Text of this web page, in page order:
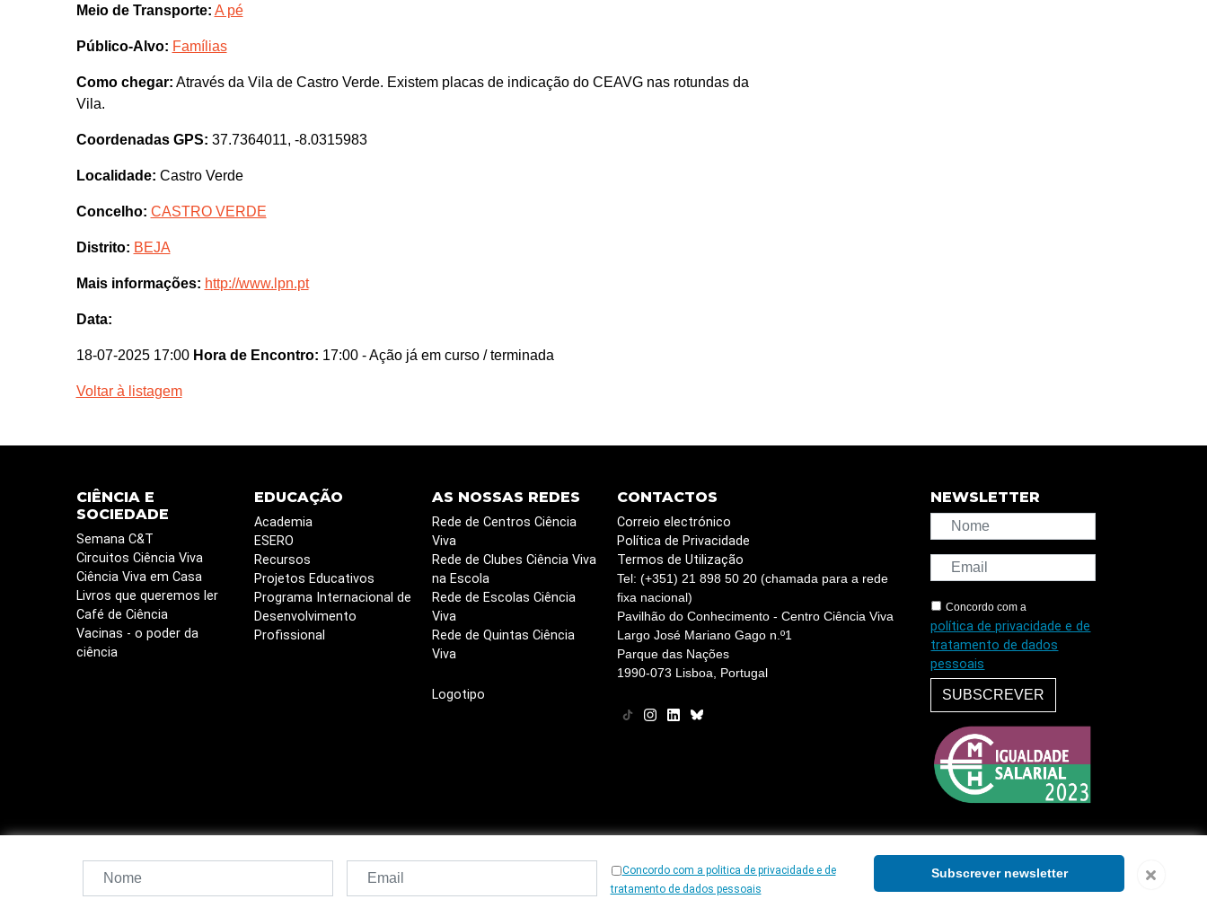
Meio de Transporte: A pé
Público-Alvo: Famílias
Como chegar: Através da Vila de Castro Verde. Existem placas de indicação do CEAVG nas rotundas da
Vila.
Coordenadas GPS: 37.7364011, -8.0315983
Localidade: Castro Verde
Concelho: CASTRO VERDE
Distrito: BEJA
Mais informações: http://www.lpn.pt
Data:
18-07-2025 17:00 Hora de Encontro: 17:00 - Ação já em curso / terminada
Voltar à listagem
CIÊNCIA E
SOCIEDADE
Semana C&T
Circuitos Ciência Viva
Ciência Viva em Casa
Livros que queremos ler
Café de Ciência
Vacinas - o poder da
ciência
EDUCAÇÃO
Academia
ESERO
Recursos
Projetos Educativos
Programa Internacional de
Desenvolvimento
Profissional
AS NOSSAS REDES
Rede de Centros Ciência
Viva
Rede de Clubes Ciência Viva
na Escola
Rede de Escolas Ciência
Viva
Rede de Quintas Ciência
Viva
Logotipo
CONTACTOS
Correio electrónico
Política de Privacidade
Termos de Utilização
Tel: (+351) 21 898 50 20 (chamada para a rede
fixa nacional)
Pavilhão do Conhecimento - Centro Ciência Viva
Largo José Mariano Gago n.º1
Parque das Nações
1990-073 Lisboa, Portugal
NEWSLETTER
Concordo com a
política de privacidade e de
tratamento de dados
pessoais
SUBSCREVER
-2026, Ciência Viva
Concordo com a politica de privacidade e de
tratamento de dados pessoais
Subscrever newsletter